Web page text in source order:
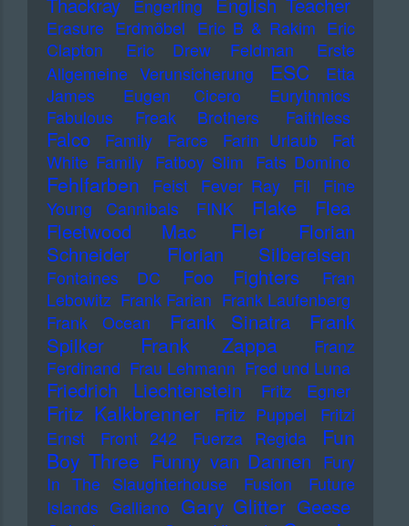
Thackray
Engerling English Teacher
Erasure Erdmöbel Eric B & Rakim Eric
Clapton
Eric Drew Feldman
Erste
Allgemeine Verunsicherung
ESC
Etta
James
Eugen Cicero
Eurythmics
Fabulous Freak Brothers
Faithless
Falco Family Farce Farin Urlaub
Fat
White Family Fatboy Slim Fats Domino
Fehlfarben Feist Fever Ray Fil
Fine
Young Cannibals
FINK Flake
Flea
Fleetwood Mac
Fler
Florian
Schneider
Florian Silbereisen
Fontaines DC Foo Fighters
Fran
Lebowitz Frank Farian Frank Laufenberg
Frank Ocean
Frank Sinatra
Frank
Spilker
Frank Zappa
Franz
Ferdinand Frau Lehmann Fred und Luna
Friedrich Liechtenstein Fritz Egner
Fritz Kalkbrenner Fritz Puppel
Fritzi
Ernst
Front 242 Fuerza Regida
Fun
Boy Three Funny van Dannen Fury
In The Slaughterhouse
Fusion
Future
Islands Galliano Gary Glitter Geese